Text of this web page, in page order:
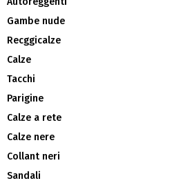
Gambe nude
Recggicalze
Calze
Tacchi
Parigine
Calze a rete
Calze nere
Collant neri
Sandali